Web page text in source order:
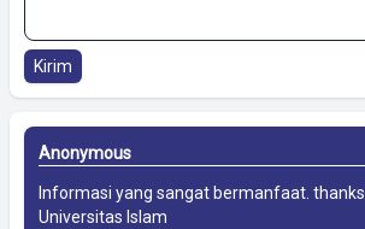
Kirim
Anonymous
Informasi yang sangat bermanfaat. thanks
Universitas Islam